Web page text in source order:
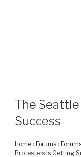
The
Success
Home › Forums › Forums
Protesters Is Getting